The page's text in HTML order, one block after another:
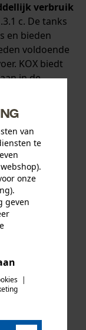
verbruik
c. De tanks
en bieden
voldoende
KOX biedt
in de
extra tank
ze zijn
niveau-
aan de
nodig is voor
groot
en
van
te
onze
geven
|